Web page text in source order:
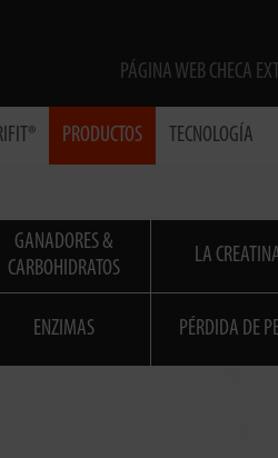
PÁGINA WEB CHECA
PRODUCTOS TECNOLOGÍA
GANADORES &
CARBOHIDRATOS
LA
ENZIMAS PÉRDIDA DE